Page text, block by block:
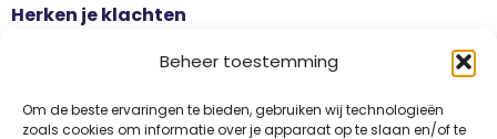
Beheer toestemming
Om de beste ervaringen te bieden, gebruiken wij technologieën
zoals cookies om informatie over je apparaat op te slaan en/of te
Herken je klachten
Griep